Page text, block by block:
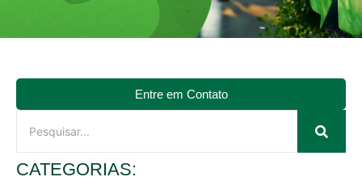
Entre em Contato
CATEGORIAS: